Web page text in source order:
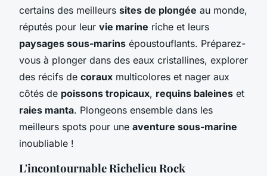
certains des meilleurs sites de plongée au monde,
réputés pour leur vie marine riche et leurs
paysages sous-marins époustouflants. Préparez-
vous à plonger dans des eaux cristallines, explorer
des récifs de coraux multicolores et nager aux
côtés de poissons tropicaux, requins baleines et
raies manta. Plongeons ensemble dans les
meilleurs spots pour une aventure sous-marine
inoubliable !
L'incontournable Richelieu Rock